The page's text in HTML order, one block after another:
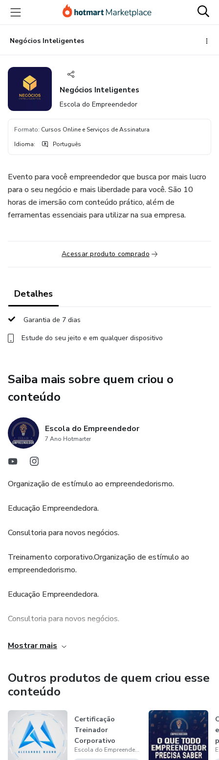
para
conteúdo
principal
para
pagamento
para
rodapéNegócios Inteligentes
Negócios Inteligentes
Escola do Empreendedor
Formato: Cursos Online e Serviços de Assinatura
Idioma: Português
Evento para você empreendedor que busca por mais lucro
para o seu negócio e mais liberdade para você. São 10
horas de imersão com conteúdo prático, além de
ferramentas essenciais para utilizar na sua empresa.
Acessar produto comprado
Detalhes
Garantia de 7 dias
Estude do seu jeito e em qualquer dispositivo
Saiba mais sobre quem criou o
conteúdo
Escola do Empreendedor
7 Ano Hotmarter
Organização de estímulo ao empreendedorismo.
Educação Empreendedora.
Consultoria para novos negócios.
Treinamento corporativo.Organização de estímulo ao
empreendedorismo.
Educação Empreendedora.
Consultoria para novos negócios.
Treinamento corporativo.Organização de estímulo ao
Educação Empreendedora.
Treinamento corporativo.Organização de estímulo ao
empreendedorismo.
Mostrar mais
Outros produtos de quem criou esse
conteúdo
Certificação
Treinador
Corporativo
Escola do Empreendedor